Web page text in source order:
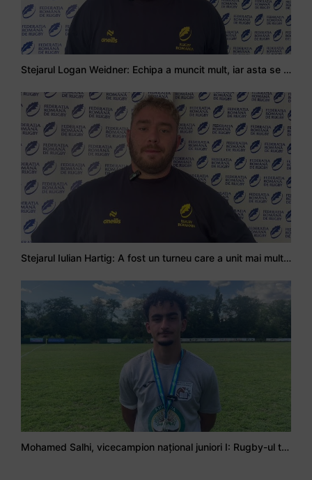
Stejarul Logan Weidner: Echipa a muncit mult, iar asta se va vedea în meciurile de la Nations Cup
Stejarul Iulian Hartig: A fost un turneu care a unit mai mult echipa
Mohamed Salhi, vicecampion național juniori I: Rugby-ul te învață să accepți și înfrângerile